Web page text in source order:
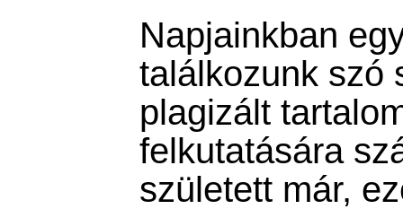
Napjainkban
találkozunk szó
plagizált
felkutatására
született már,